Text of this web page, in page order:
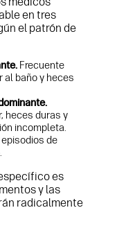
en tres
el patrón de
Frecuente
al baño y heces
heces duras y
incompleta.
de
es
y las
radicalmente